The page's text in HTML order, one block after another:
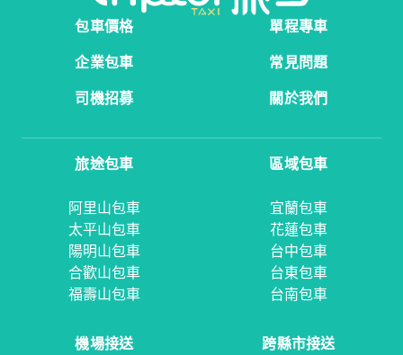
包車價格
單程專車
企業包車
常見問題
司機招募
關於我們
旅途包車
阿里山包車
太平山包車
陽明山包車
合歡山包車
福壽山包車
區域包車
宜蘭包車
花蓮包車
台中包車
台東包車
台南包車
機場接送 跨縣市接送